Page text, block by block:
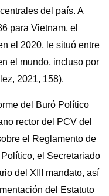
del país. A
para Vietnam, el
el 2020, le situó entre
el mundo, incluso por
2021, 158).
del Buró Político
rector del PCV del
el Reglamento de
el Secretariado
del XIII mandato, así
del Estatuto